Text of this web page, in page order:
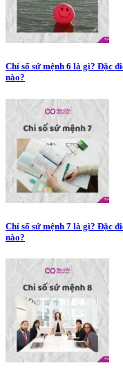
Chỉ số sứ mệnh 6 là gì? Đặc
nào?
Chỉ số sứ mệnh 7 là gì? Đặc
nào?